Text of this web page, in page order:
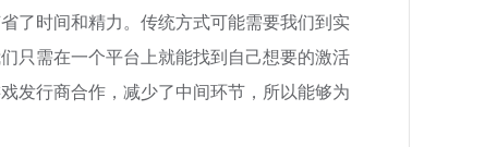
了时间和精力。传统方式可能需要我们到实
只需在一个平台上就能找到自己想要的激活
发行商合作，减少了中间环节，所以能够为